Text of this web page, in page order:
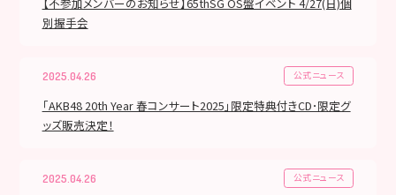
別握手会
2025.04.26 公式ニュース
「AKB48 20th Year 春コンサート2025」限定特典付きCD･限定グ
ッズ販売決定！
2025.04.26 公式ニュース